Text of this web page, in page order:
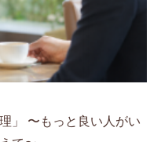
」 〜もっと良い人がい